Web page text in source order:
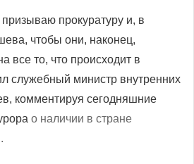
прокуратуру и, в
чтобы они, наконец,
все то, что происходит в
служебный министр внутренних
комментируя сегодняшние
о наличии в стране